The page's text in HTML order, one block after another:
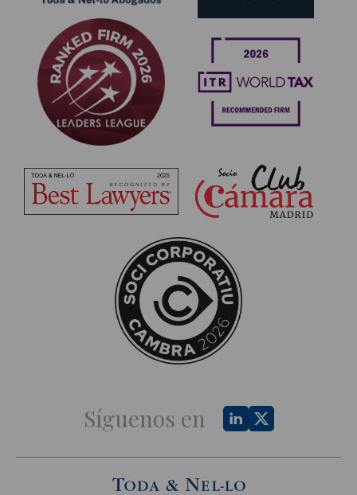
Síguenos en